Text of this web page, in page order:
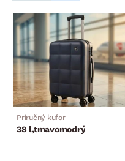
Príručný kufor
38 l,tmavomodrý